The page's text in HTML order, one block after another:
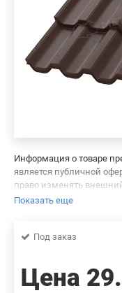
Информация о товаре
является публичной
право изменять
товара, предварительно
фотографиях товара.
Показать еще
Под заказ
Цена